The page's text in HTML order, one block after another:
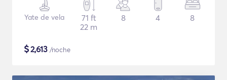
Yate de vela
71 ft
22 m
8 4 8
$2,613 /noche